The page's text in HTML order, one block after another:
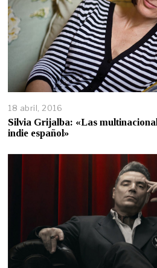
18 abril, 2016
Silvia Grijalba: «Las
indie español»